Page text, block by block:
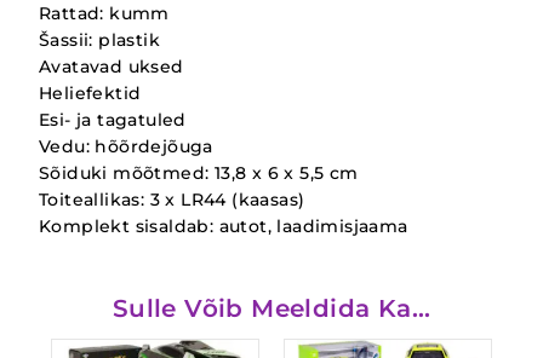
Rattad: kumm
Šassii: plastik
Avatavad uksed
Heliefektid
Esi- ja tagatuled
Vedu: hõõrdejõuga
Sõiduki mõõtmed: 13,8 x 6 x 5,5 cm
Toiteallikas: 3 x LR44 (kaasas)
Komplekt sisaldab: autot, laadimisjaama
Sulle Võib Meeldida Ka…